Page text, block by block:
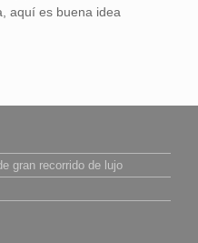
aquí es buena idea
gran recorrido de lujo